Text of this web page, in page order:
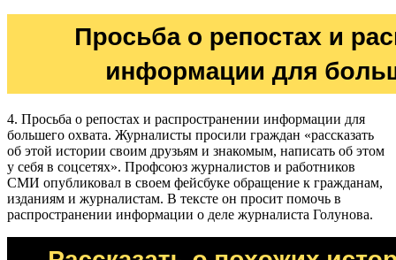
4. Просьба о репостах и распространении информации для
большего охвата. Журналисты просили граждан «рассказать
об этой истории своим друзьям и знакомым, написать об этом
у себя в соцсетях». Профсоюз журналистов и работников
СМИ опубликовал в своем фейсбуке обращение к гражданам,
изданиям и журналистам. В тексте он просит помочь в
распространении информации о деле журналиста Голунова.